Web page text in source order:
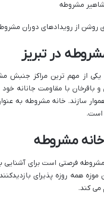
مشروطه
روشن از رویدادهای دوران
در تبریز
یکی از مهم ترین مراکز جنبش
باقرخان با مقاومت جانانه خود
سازند. خانه مشروطه به
است.
خانه مشروطه
مشروطه فرصتی است برای آشنایی
همه روزه پذیرای
می کند.